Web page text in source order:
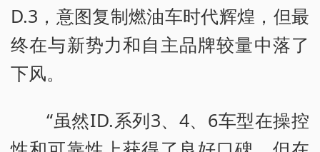
D.3，意图复制燃油车时代辉煌，但最
终在与新势力和自主品牌较量中落了
下风。
“虽然ID.系列3、4、6车型在操控